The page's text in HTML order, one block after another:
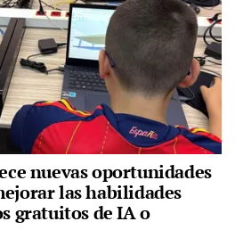
nuevas oportunidades
las habilidades
gratuitos de IA o